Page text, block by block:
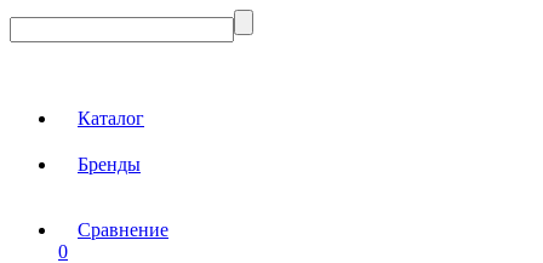
Каталог
Бренды
Сравнение
0